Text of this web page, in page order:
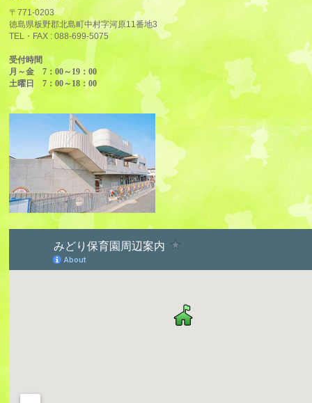
〒771-0203
徳島県板野郡北島町中村字河原11番地3
TEL・FAX :088-699-5075
受付時間
月～金 7：00～19：00
土曜日 7：00～18：00